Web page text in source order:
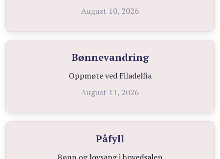
August 10, 2026
Bønnevandring
Oppmøte ved Filadelfia
August 11, 2026
Påfyll